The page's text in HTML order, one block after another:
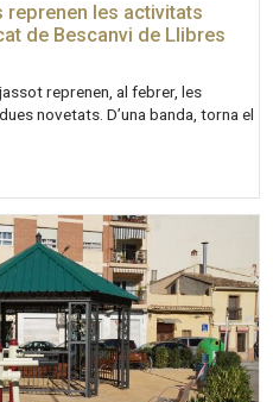
reprenen les activitats
de Bescanvi de Llibres
reprenen, al febrer, les
novetats. D’una banda, torna el